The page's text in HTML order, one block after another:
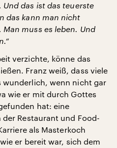
das ist das teuerste
das kann man nicht
muss es leben. Und
verzichte, könne das
Franz weiß, dass viele
wunderlich, wenn nicht gar
wie er mit durch Gottes
hat: eine
Restaurant und Food-
als Masterkoch
er bereit war, sich dem